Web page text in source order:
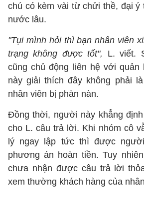
chú có kèm vài từ chửi thề, đại ý
nước lâu.
"Tụi mình hỏi thì bạn nhân viên
trạng không được tốt",
L. viết.
cũng chủ động liên hệ với
này giải thích đây không phải
nhân viên bị phàn nàn.
Đồng thời, người này khẳng
cho L. câu trả lời. Khi nhóm cô
lý ngay lập tức thì được
phương án hoàn tiền. Tuy
chưa nhận được câu trả lời
xem thường khách hàng của